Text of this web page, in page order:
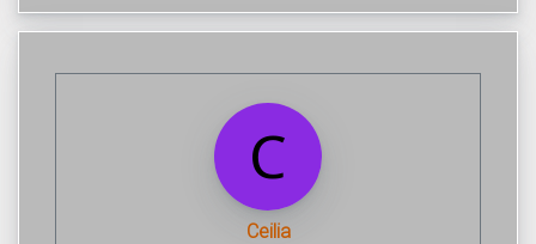
Ceilia